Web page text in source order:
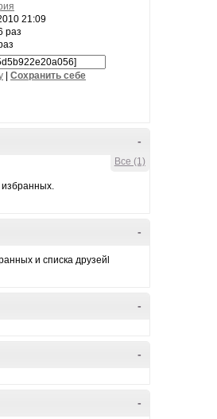
21:09
раз
Cохранить себе
-
Все (1)
избранных.
-
и списка друзейl
-
-
-